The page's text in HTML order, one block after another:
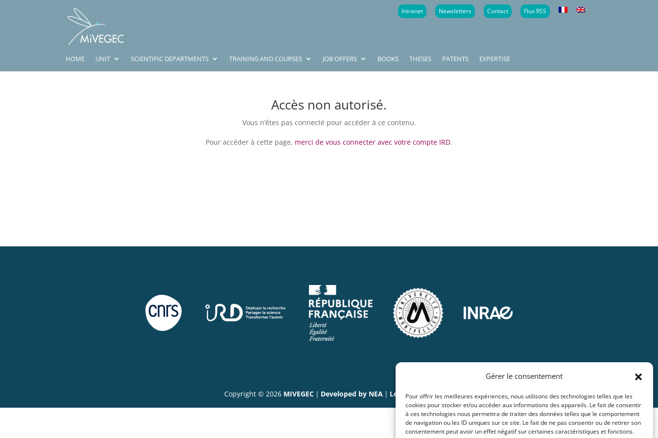
Gérer le consentement
Pour offrir les meilleures expériences, nous utilisons des technologies telles que les
cookies pour stocker et/ou accéder aux informations des appareils. Le fait de consentir
à ces technologies nous permettra de traiter des données telles que le comportement
de navigation ou les ID uniques sur ce site. Le fait de ne pas consentir ou de retirer son
consentement peut avoir un effet négatif sur certaines caractéristiques et fonctions.
Intranet Newsletters Contact Flux RSS
HOME UNIT SCIENTIFIC DEPARTMENTS TRAINING AND COURSES JOB OFFERS BOOKS THESES PATENTS EXPERTISE
Accès non autorisé.
Vous n’êtes pas connecté pour accéder à ce contenu.
Pour accéder à cette page, merci de vous connecter avec votre compte IRD.
Copyright © 2026 MIVEGEC | Developed by NEA | Legal notices